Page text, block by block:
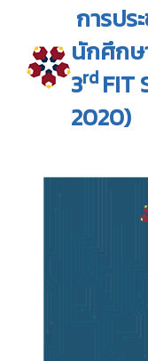
การปร
นักศึกษ
3rd FIT
2020)